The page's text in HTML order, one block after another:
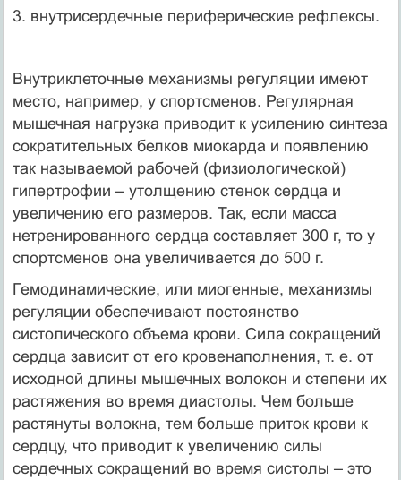
3. внутрисердечные периферические рефлексы.
Внутриклеточные механизмы регуляции имеют
место, например, у спортсменов. Регулярная
мышечная нагрузка приводит к усилению синтеза
сократительных белков миокарда и появлению
так называемой рабочей (физиологической)
гипертрофии – утолщению стенок сердца и
увеличению его размеров. Так, если масса
нетренированного сердца составляет 300 г, то у
спортсменов она увеличивается до 500 г.
Гемодинамические, или миогенные, механизмы
регуляции обеспечивают постоянство
систолического объема крови. Сила сокращений
сердца зависит от его кровенаполнения, т. е. от
исходной длины мышечных волокон и степени их
растяжения во время диастолы. Чем больше
растянуты волокна, тем больше приток крови к
сердцу, что приводит к увеличению силы
сердечных сокращений во время систолы – это